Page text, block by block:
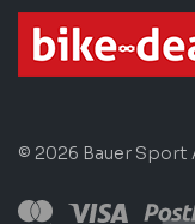
© 2026 Bauer Sport